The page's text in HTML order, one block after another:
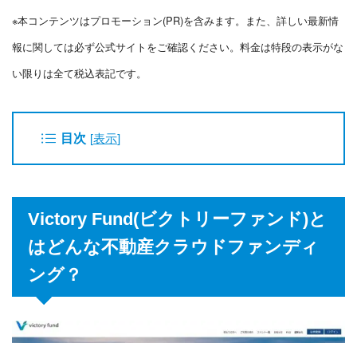
※本コンテンツはプロモーション(PR)を含みます。また、詳しい最新情
報に関しては必ず公式サイトをご確認ください。料金は特段の表示がな
い限りは全て税込表記です。
目次 [表示]
Victory Fund(ビクトリーファンド)と
はどんな不動産クラウドファンディ
ング？